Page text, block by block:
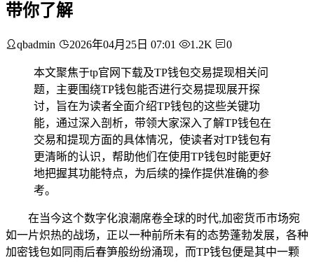
带你了解
qbadmin 2026年04月25日 07:01 1.2K 0
本文聚焦于tp官网下载及TP钱包交易提现相关问
题，主要围绕TP钱包能否进行交易提现展开探
讨，旨在为读者全面介绍TP钱包的这些关键功
能，通过深入剖析，带领大家深入了解TP钱包在
交易和提现方面的具体情况，使读者对TP钱包有
更清晰的认识，帮助他们在使用TP钱包时能更好
地把握其功能特点，为后续的操作提供准确的参
考。
在当今这个数字化浪潮席卷全球的时代,加密货币市场宛
如一片炽热的战场，正以一种前所未有的态势蓬勃发展，各种
加密钱包如同雨后春笋般纷纷涌现，而TP钱包便是其中一颗